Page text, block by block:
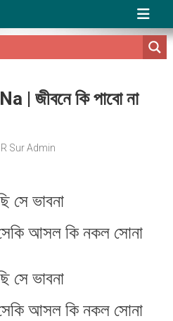
জীবনে কি পাবো না
Sur Admin
সে ভাবনা
সেকি আসল কি নকল সোনা
সে ভাবনা
সেকি আসল কি নকল সোনা